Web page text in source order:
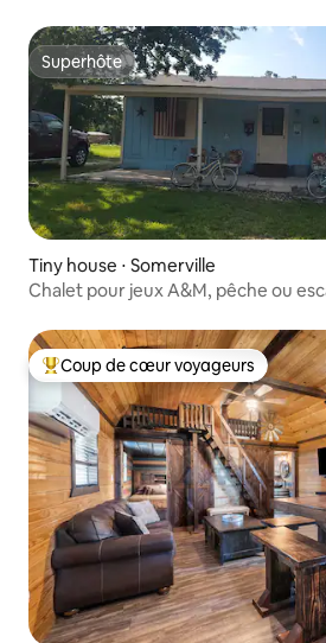
Superhôte
Superhôte
Tiny house ⋅ Somerville
Chalet pour jeux A&M, pêche ou
Coups de cœur voyageurs les plus
Coup de cœur voyageurs